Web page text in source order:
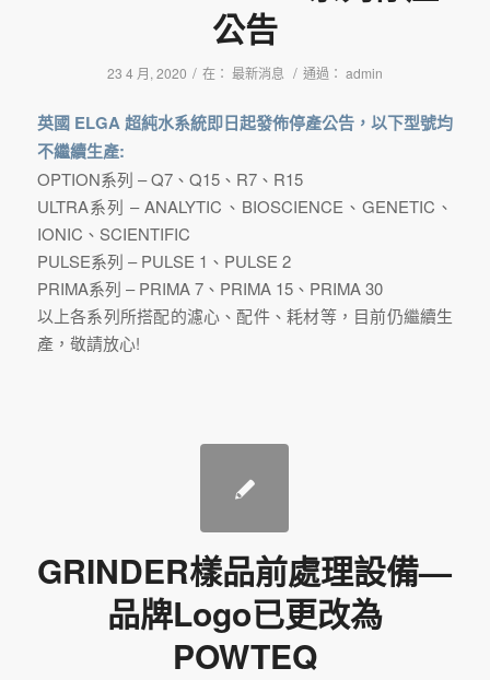
公告
23 4 月, 2020 / 在： 最新消息 / 通過： admin
英國 ELGA 超純水系統即日起發佈停產公告，以下型號均
不繼續生產:
OPTION系列 – Q7、Q15、R7、R15
ULTRA系列 – ANALYTIC、BIOSCIENCE、GENETIC、
IONIC、SCIENTIFIC
PULSE系列 – PULSE 1、PULSE 2
PRIMA系列 – PRIMA 7、PRIMA 15、PRIMA 30
以上各系列所搭配的濾心、配件、耗材等，目前仍繼續生
產，敬請放心!
GRINDER樣品前處理設備—
品牌Logo已更改為
POWTEQ